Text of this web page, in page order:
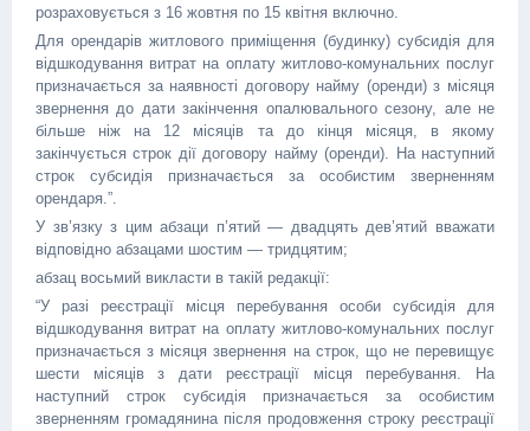
розраховується з 16 жовтня по 15 квітня включно.
Для орендарів житлового приміщення (будинку) субсидія для
відшкодування витрат на оплату житлово-комунальних послуг
призначається за наявності договору найму (оренди) з місяця
звернення до дати закінчення опалювального сезону, але не
більше ніж на 12 місяців та до кінця місяця, в якому
закінчується строк дії договору найму (оренди). На наступний
строк субсидія призначається за особистим зверненням
орендаря.”.
У зв’язку з цим абзаци п’ятий — двадцять дев’ятий вважати
відповідно абзацами шостим — тридцятим;
абзац восьмий викласти в такій редакції:
“У разі реєстрації місця перебування особи субсидія для
відшкодування витрат на оплату житлово-комунальних послуг
призначається з місяця звернення на строк, що не перевищує
шести місяців з дати реєстрації місця перебування. На
наступний строк субсидія призначається за особистим
зверненням громадянина після продовження строку реєстрації